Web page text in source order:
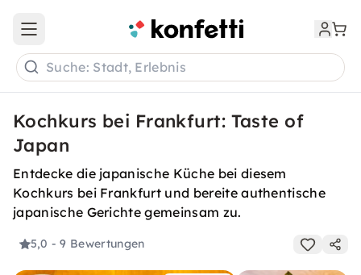
Open main menu
Suche: Stadt, Erlebnis
Kochkurs bei Frankfurt: Taste of
Japan
Entdecke die japanische Küche bei diesem
Kochkurs bei Frankfurt und bereite authentische
japanische Gerichte gemeinsam zu.
5,0 - 9 Bewertungen